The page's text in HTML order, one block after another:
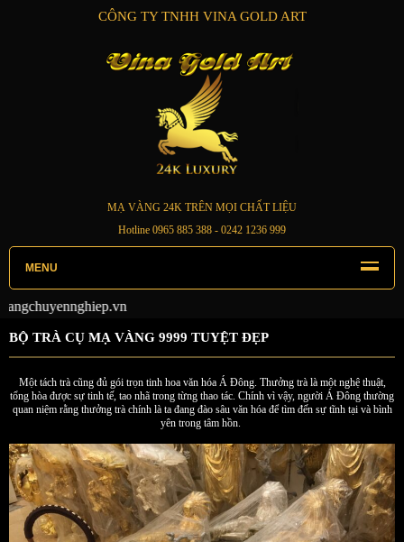
CÔNG TY TNHH VINA GOLD ART
MẠ VÀNG 24K TRÊN MỌI CHẤT LIỆU
Hotline 0965 885 388 - 0242 1236 999
MENU
BỘ TRÀ CỤ MẠ VÀNG 9999 TUYỆT ĐẸP
Một tách trà cũng đủ gói trọn tinh hoa văn hóa Á Đông. Thưởng trà là một nghệ thuật,
tổng hòa được sự tinh tế, tao nhã trong từng thao tác. Chính vì vậy, người Á Đông thường
quan niệm rằng thưởng trà chính là ta đang đào sâu văn hóa để tìm đến sự tĩnh tại và bình
yên trong tâm hồn.